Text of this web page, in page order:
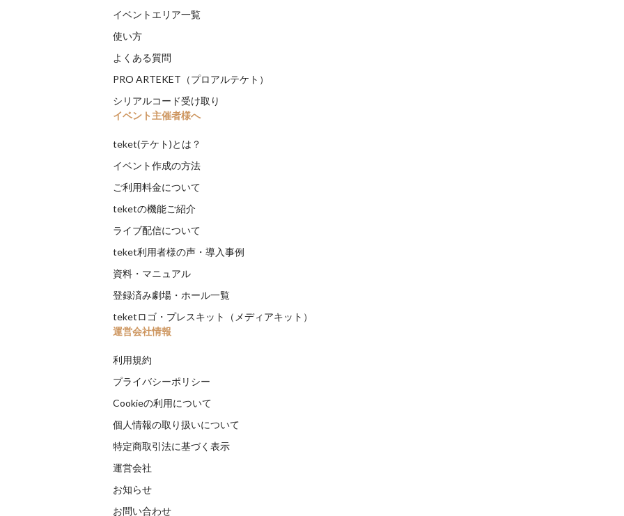
イベントエリア一覧
使い方
よくある質問
PRO ARTEKET（プロアルテケト）
シリアルコード受け取り
イベント主催者様へ
teket(テケト)とは？
イベント作成の方法
ご利用料金について
teketの機能ご紹介
ライブ配信について
teket利用者様の声・導入事例
資料・マニュアル
登録済み劇場・ホール一覧
teketロゴ・プレスキット（メディアキット）
運営会社情報
利用規約
プライバシーポリシー
Cookieの利用について
個人情報の取り扱いについて
特定商取引法に基づく表示
運営会社
お知らせ
お問い合わせ